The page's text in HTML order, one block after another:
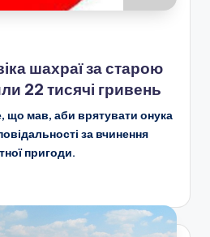
шахраї за старою
22 тисячі гривень
що мав, аби врятувати онука
за вчинення
пригоди.